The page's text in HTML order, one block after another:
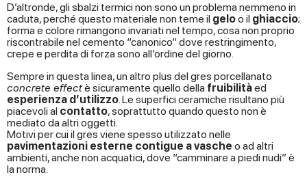
D’altronde, gli sbalzi termici non sono un problema nemmeno in
caduta, perché questo materiale non teme il geloo il ghiaccio;
forma e colore rimangono invariati nel tempo, cosa non proprio
riscontrabile nel cemento “canonico” dove restringimento,
crepe e perdita di forza sono all’ordine del giorno.
Sempre in questa linea, un altro plus del gres porcellanato
concrete effectè sicuramente quello della fruibilitàed
esperienza d’utilizzo. Le superfici ceramiche risultano più
piacevoli al contatto, soprattutto quando questo non è
mediato da altri oggetti.
Motivi per cui il gres viene spesso utilizzato nelle
pavimentazioni esterne contigue a vasche o ad altri
ambienti, anche non acquatici, dove “camminare a piedi nudi” è
la norma.